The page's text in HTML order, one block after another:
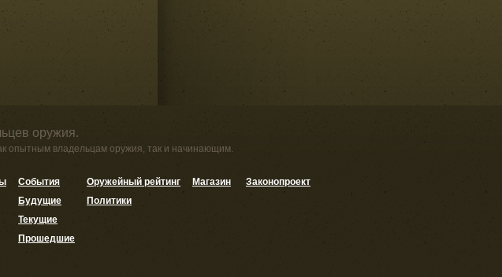
оружия.
опытным владельцам оружия, так и начинающим.
События
Будущие
Текущие
Прошедшие
Оружейный рейтинг
Политики
Магазин Законопроект